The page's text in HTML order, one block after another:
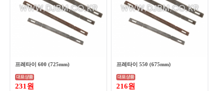
프레타이 600 (725mm)
231원
프레타이 550 (675mm)
216원